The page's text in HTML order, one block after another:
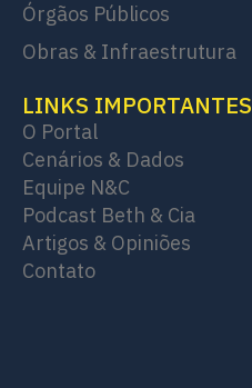
Órgãos Públicos
Obras & Infraestrutura
LINKS IMPORTANTES
O Portal
Cenários & Dados
Equipe N&C
Podcast Beth & Cia
Artigos & Opiniões
Contato